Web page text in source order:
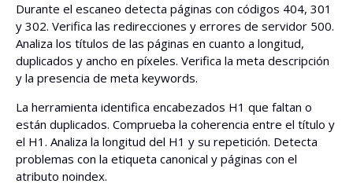
Durante el escaneo detecta páginas con códigos 404, 301
y 302. Verifica las redirecciones y errores de servidor 500.
Analiza los títulos de las páginas en cuanto a longitud,
duplicados y ancho en píxeles. Verifica la meta descripción
y la presencia de meta keywords.
La herramienta identifica encabezados H1 que faltan o
están duplicados. Comprueba la coherencia entre el título y
el H1. Analiza la longitud del H1 y su repetición. Detecta
problemas con la etiqueta canonical y páginas con el
atributo noindex.